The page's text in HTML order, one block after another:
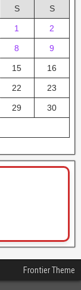
S S
1 2
8 9
15 16
22 23
29 30
Frontier Theme